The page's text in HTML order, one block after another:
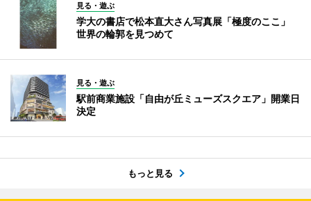
見る・遊ぶ
学大の書店で松本直大さん写真展「極度のここ」
世界の輪郭を見つめて
見る・遊ぶ
駅前商業施設「自由が丘ミューズスクエア」開業日
決定
もっと見る